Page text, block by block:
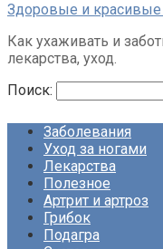
Здоровые и красивые
Как ухаживать и
лекарства, уход.
Поиск:
Заболевания
Уход за ногами
Лекарства
Полезное
Артрит и артроз
Грибок
Подагра